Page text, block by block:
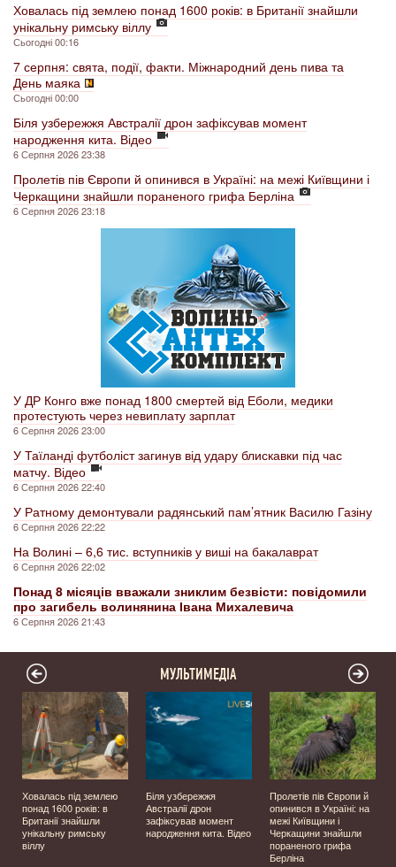
Ховалась під землею понад 1600 років: в Британії знайшли
унікальну римську віллу
Сьогодні 00:16
7 серпня: свята, події, факти. Міжнародний день пива та
День маяка
Сьогодні 00:00
Біля узбережжя Австралії дрон зафіксував момент
народження кита. Відео
6 Серпня 2026 23:38
Пролетів пів Європи й опинився в Україні: на межі Київщини і
Черкащини знайшли пораненого грифа Берліна
6 Серпня 2026 23:18
У ДР Конго вже понад 1800 смертей від Еболи, медики
протестують через невиплату зарплат
6 Серпня 2026 23:00
У Таїланді футболіст загинув від удару блискавки під час
матчу. Відео
6 Серпня 2026 22:40
У Ратному демонтували радянський пам’ятник Василю Газіну
6 Серпня 2026 22:22
На Волині – 6,6 тис. вступників у виші на бакалаврат
6 Серпня 2026 22:02
Понад 8 місяців вважали зниклим безвісти: повідомили
про загибель волинянина Івана Михалевича
6 Серпня 2026 21:43
МУЛЬТИМЕДІА
Ховалась під землею
понад 1600 років: в
Британії знайшли
унікальну римську
віллу
Біля узбережжя
Австралії дрон
зафіксував момент
народження кита. Відео
Пролетів пів Європи й
опинився в Україні: на
межі Київщини і
Черкащини знайшли
пораненого грифа
Берліна